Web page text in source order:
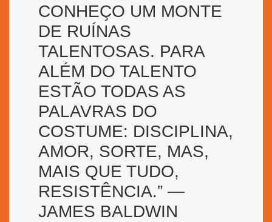
CONHEÇO UM MONTE
DE RUÍNAS
TALENTOSAS. PARA
ALÉM DO TALENTO
ESTÃO TODAS AS
PALAVRAS DO
COSTUME: DISCIPLINA,
AMOR, SORTE, MAS,
MAIS QUE TUDO,
RESISTÊNCIA.” —
JAMES BALDWIN